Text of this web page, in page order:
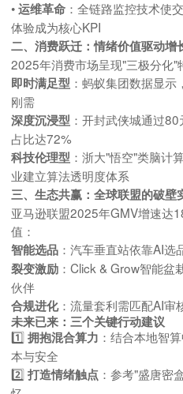
•运维革命 ：全链路监控技术使
体验成为核心KPI
二、消费跃迁：情绪价值驱动增
2025年消费市场呈现"三极分化"
即时满足型 ：蚂蚁集团数据显
刚需
深度沉浸型 ：开封武侠城通过
占比达72%
科技伦理型 ：浙大"悟空"类脑计
业建立算法透明度体系
三、生态共赢：全球联盟的破壁
亚马逊联盟2025年GMV增速达
值：
智能选品 ：汽车垂直站依靠AI
裂变激励 ：Click & Grow智能盆
伙伴
合规进化：流量套利需匹配AI审
未来已来：三个关键行动建议
1️⃣拥抱混合算力 ：结合本地智
本与安全
2️⃣打造情绪触点 ：参考"盛唐密